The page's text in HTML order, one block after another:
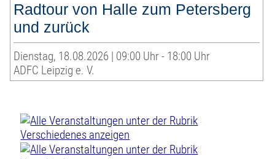
Radtour von Halle zum Petersberg
und zurück
Dienstag, 18.08.2026 | 09:00 Uhr - 18:00 Uhr
ADFC Leipzig e. V.